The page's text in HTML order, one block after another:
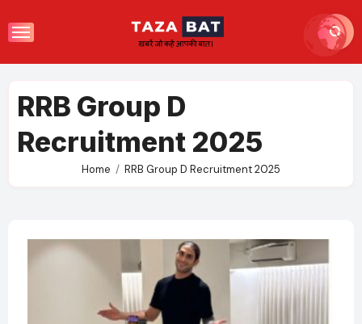
to
RRB Group D
Recruitment 2025
Home RRB Group D Recruitment 2025